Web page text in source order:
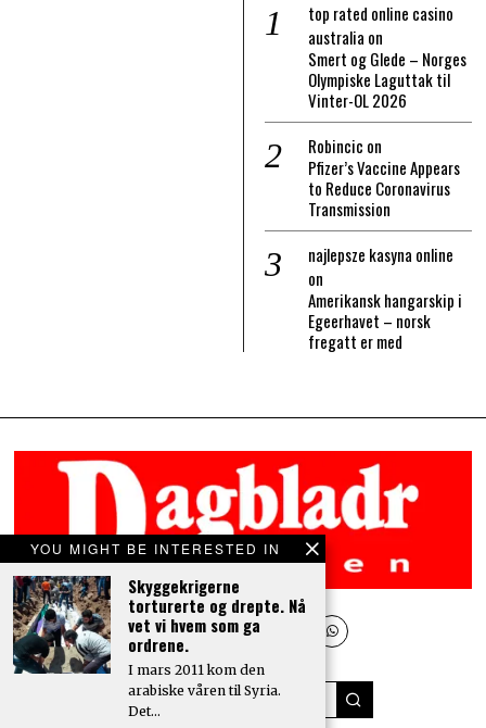
YOU MIGHT BE INTERESTED IN
Skyggekrigerne
torturerte og drepte. Nå
vet vi hvem som ga
ordrene.
I mars 2011 kom den
arabiske våren til Syria.
Det…
top rated online casino
australia on
Smert og Glede – Norges
Olympiske Laguttak til
Vinter-OL 2026
Robincic on
Pfizer’s Vaccine Appears
to Reduce Coronavirus
Transmission
najlepsze kasyna online
on
Amerikansk hangarskip i
Egeerhavet – norsk
fregatt er med